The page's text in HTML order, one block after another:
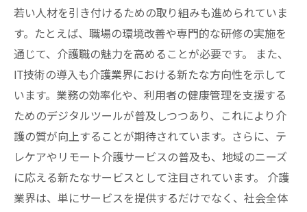
若い人材を引き付けるための取り組みも進められていま
す。たとえば、職場の環境改善や専門的な研修の実施を
通じて、介護職の魅力を高めることが必要です。 また、
IT技術の導入も介護業界における新たな方向性を示して
います。業務の効率化や、利用者の健康管理を支援する
ためのデジタルツールが普及しつつあり、これにより介
護の質が向上することが期待されています。さらに、テ
レケアやリモート介護サービスの普及も、地域のニーズ
に応える新たなサービスとして注目されています。 介護
業界は、単にサービスを提供するだけでなく、社会全体